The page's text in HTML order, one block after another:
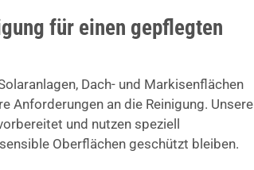
für einen gepflegten
Dach- und Markisenflächen
Anforderungen an die Reinigung. Unsere
und nutzen speziell
Oberflächen geschützt bleiben.